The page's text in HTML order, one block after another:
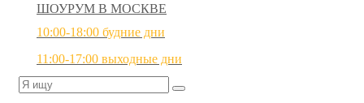
ШОУРУМ В МОСКВЕ
10:00-18:00 будние дни
11:00-17:00 выходные дни